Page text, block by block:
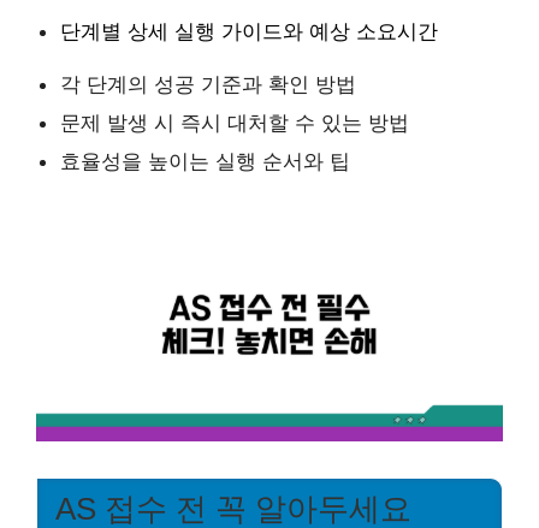
단계별 상세 실행 가이드와 예상 소요시간
각 단계의 성공 기준과 확인 방법
문제 발생 시 즉시 대처할 수 있는 방법
효율성을 높이는 실행 순서와 팁
AS 접수 전 꼭 알아두세요